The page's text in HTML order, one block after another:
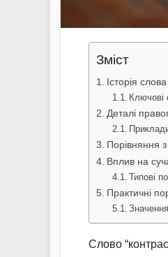
Зміст
Історія
Ключові
Деталі
Порівняння
Вплив на
Типові
Практичні
Слово